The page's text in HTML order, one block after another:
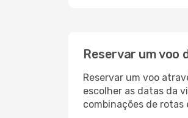
Reservar um voo
Reservar um voo
escolher as datas da
combinações de rotas